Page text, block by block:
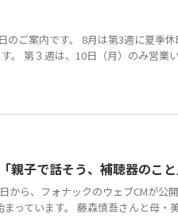
のご案内です。 8月は第3週に夏季
。 第３週は、10日（月）のみ営業
親子で話そう、補聴器のこと
から、フォナックのウェブCMが公
っています。 藤森慎吾さんと母・